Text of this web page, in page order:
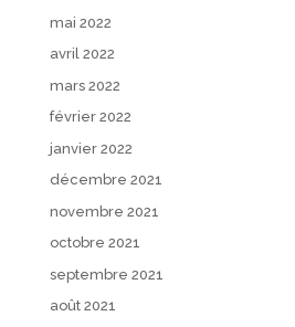
mai 2022
avril 2022
mars 2022
février 2022
janvier 2022
décembre 2021
novembre 2021
octobre 2021
septembre 2021
août 2021